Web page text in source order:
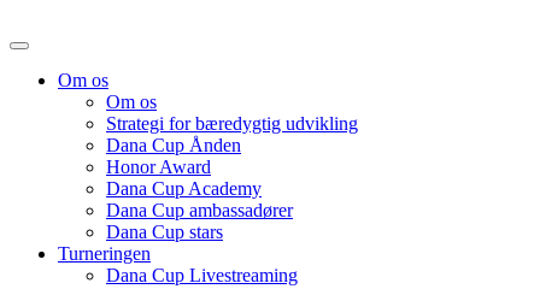
Om os
Om os
Strategi for bæredygtig udvikling
Dana Cup Ånden
Honor Award
Dana Cup Academy
Dana Cup ambassadører
Dana Cup stars
Turneringen
Dana Cup Livestreaming